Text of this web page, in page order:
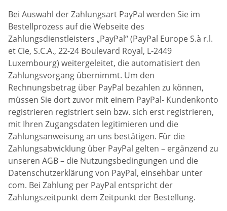
Bei Auswahl der Zahlungsart PayPal werden Sie im
Bestellprozess auf die Webseite des
Zahlungsdienstleisters „PayPal“ (PayPal Europe S.à r.l.
et Cie, S.C.A., 22-24 Boulevard Royal, L-2449
Luxembourg) weitergeleitet, die automatisiert den
Zahlungsvorgang übernimmt. Um den
Rechnungsbetrag über PayPal bezahlen zu können,
müssen Sie dort zuvor mit einem PayPal- Kundenkonto
registrieren registriert sein bzw. sich erst registrieren,
mit Ihren Zugangsdaten legitimieren und die
Zahlungsanweisung an uns bestätigen. Für die
Zahlungsabwicklung über PayPal gelten – ergänzend zu
unseren AGB – die Nutzungsbedingungen und die
Datenschutzerklärung von PayPal, einsehbar unter
com. Bei Zahlung per PayPal entspricht der
Zahlungszeitpunkt dem Zeitpunkt der Bestellung.